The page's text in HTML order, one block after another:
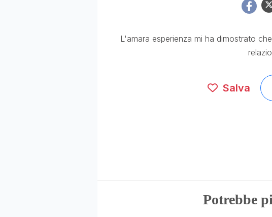
L'amara esperienza mi ha dimostrato
Salva
Potrebbe